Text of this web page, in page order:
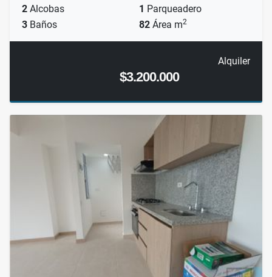
2 Alcobas 1 Parqueadero
3 Baños 82 Área m2
Alquiler
$3.200.000